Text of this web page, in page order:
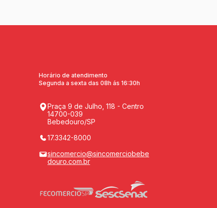
Horário de atendimento
Segunda a sexta das 08h ás 16:30h
Praça 9 de Julho, 118 - Centro
14700-039
Bebedouro/SP
17.3342-8000
sincomercio@sincomerciobebe
douro.com.br